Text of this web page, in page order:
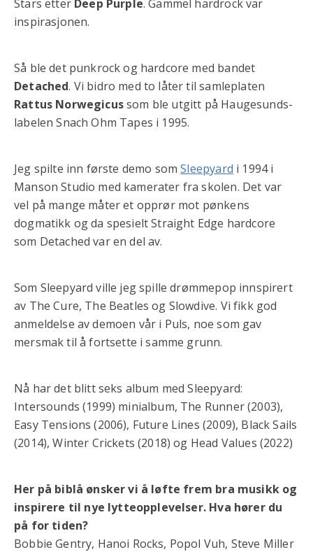
Stars etter Deep Purple. Gammel hardrock var
inspirasjonen.
Så ble det punkrock og hardcore med bandet
Detached. Vi bidro med to låter til samleplaten
Rattus Norwegicussom ble utgitt på Haugesunds-
labelen Snach Ohm Tapes i 1995.
Jeg spilte inn første demo somSleepyard i 1994 i
Manson Studio med kamerater fra skolen. Det var
vel på mange måter et opprør mot pønkens
dogmatikk og da spesielt Straight Edge hardcore
som Detached var en del av.
Som Sleepyard ville jeg spille drømmepop innspirert
av The Cure, The Beatles og Slowdive. Vi fikk god
anmeldelse av demoen vår i Puls, noe som gav
mersmak til å fortsette i samme grunn.
Nå har det blitt seks album med Sleepyard:
Intersounds (1999) minialbum, The Runner (2003),
Easy Tensions (2006), Future Lines (2009), Black Sails
(2014), Winter Crickets (2018) og Head Values (2022)
Her på biblå ønsker vi å løfte frem bra musikk og
inspirere til nye lytteopplevelser. Hva hører du
på for tiden?
Bobbie Gentry, Hanoi Rocks, Popol Vuh, Steve Miller